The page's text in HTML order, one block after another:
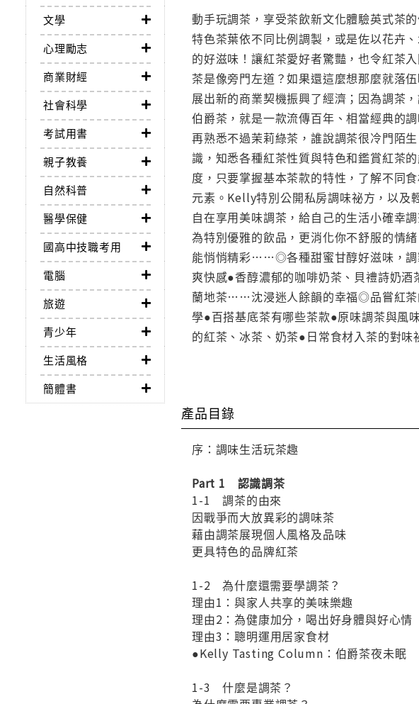
文學
心理勵志
商業財經
社會科學
考試用書
親子教養
自然科普
醫學保健
國高中技職考用
電腦
旅遊
青少年
生活風格
簡體書
動手玩調茶，享受茶飲新文化體驗英式茶
特色茶葉依不同比例調製，或是佐以花卉
的好滋味！讓紅茶愛好者驚豔，也令紅茶
茶是像旁門左道？如果還這麼想那麼就落
展出新的商業契機振興了經濟；因為調茶
伯爵茶，就是一款流傳百年、相當經典的
再熟悉不過茉莉綠茶，誰說調茶很冷門陌
識，知悉各種紅茶性質與特色和鑑賞紅茶
度，只要掌握基本茶款的特性，了解不同
元素。Kelly特別公開私房調味祕方，以及
自在享用美味調茶，給自己的生活小確幸
為特別優雅的飲品，更消化你不舒服的情
能悄悄精彩……◎各種甜蜜甘醇好滋味，調
爽快感●香醇濃郁的咖啡奶茶、貝禮詩奶
蘭地茶……沈浸迷人餘韻的幸福◎品嘗紅茶
學●百搭基底茶有哪些茶款●原味調茶與風
的紅茶、冰茶、奶茶●日常食材入茶的對味
產品目錄
序：調味生活玩茶趣
Part 1 認識調茶
1-1 調茶的由來
因戰爭而大放異彩的調味茶
藉由調茶展現個人風格及品味
更具特色的品牌紅茶
1-2 為什麼還需要學調茶？
理由1：與家人共享的美味樂趣
理由2：為健康加分，喝出好身體與好心情
理由3：聰明運用居家食材
●Kelly Tasting Column：伯爵茶夜未眠
1-3 什麼是調茶？